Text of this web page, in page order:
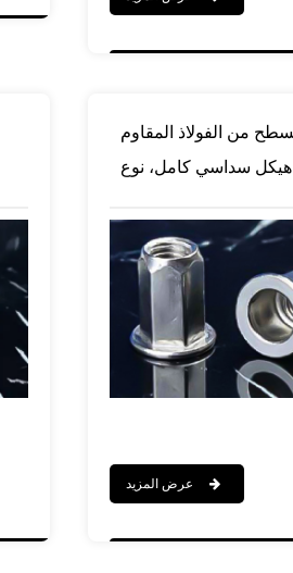
من الفولاذ المقاوم
هيكل سداسي كامل، نوع